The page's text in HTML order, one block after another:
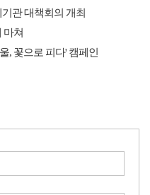
관 대책회의 개최
마쳐
, 꽃으로 피다' 캠페인